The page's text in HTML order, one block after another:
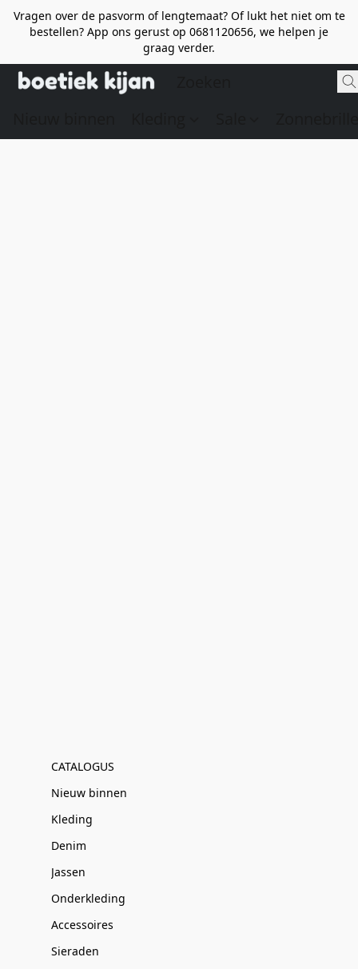
Vragen over de pasvorm of lengtemaat? Of lukt het niet om te
bestellen? App ons gerust op 0681120656, we helpen je
graag verder.
CATALOGUS
Nieuw binnen
Kleding
Denim
Jassen
Onderkleding
Accessoires
Sieraden